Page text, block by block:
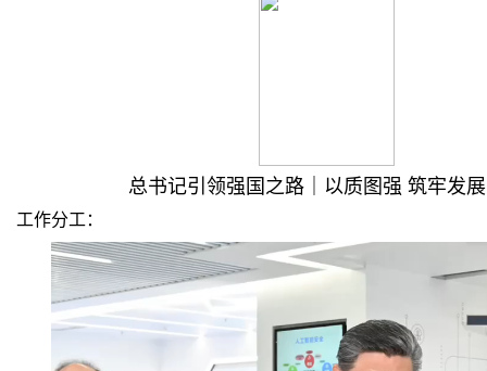
总书记引领强国之路｜以质图强 筑牢发
工作分工：